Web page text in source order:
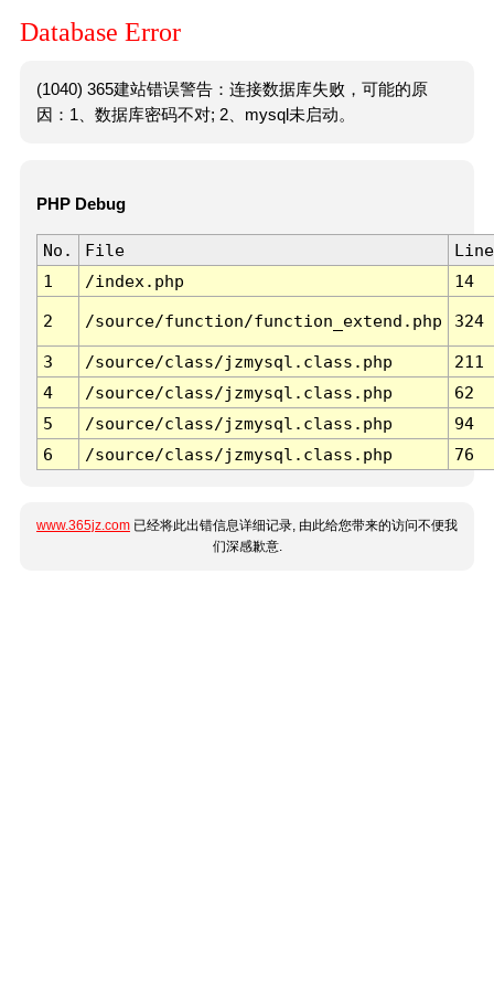
Database Error
(1040) 365建站错误警告：连接数据库失败，可能的原
因：1、数据库密码不对; 2、mysql未启动。
PHP Debug
No. File
Line
1
/index.php 14
2 /source/function/function_extend.php 324
3 /source/class/jzmysql.class.php
211
4
/source/class/jzmysql.class.php
62
5
/source/class/jzmysql.class.php
94
6
/source/class/jzmysql.class.php 76
www.365jz.com 已经将此出错信息详细记录, 由此给您带来的访问不便我
们深感歉意.